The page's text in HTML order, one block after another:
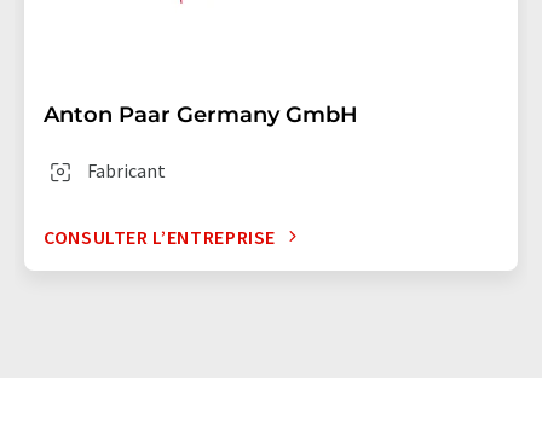
Anton Paar Germany GmbH
Fabricant
CONSULTER L’ENTREPRISE